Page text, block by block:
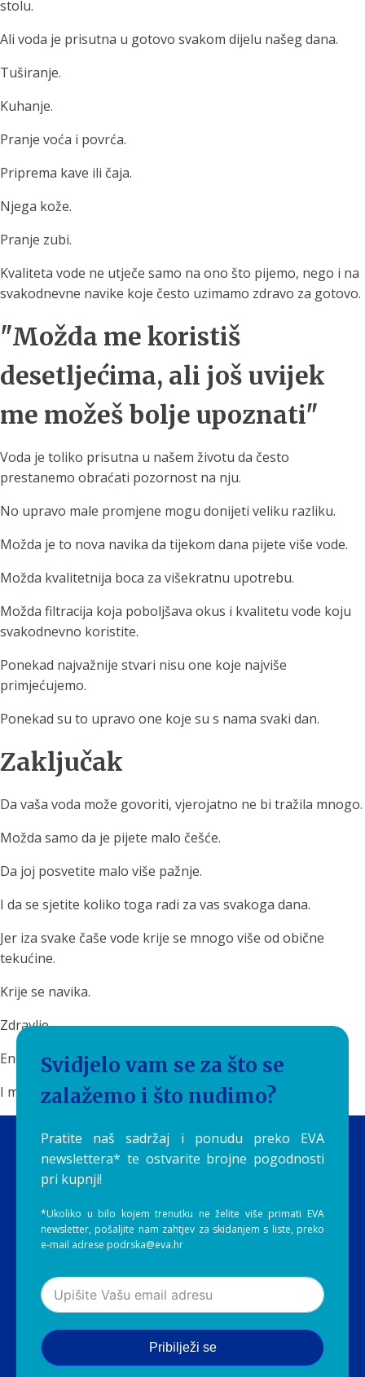
stolu.
Ali voda je prisutna u gotovo svakom dijelu našeg dana.
Tuširanje.
Kuhanje.
Pranje voća i povrća.
Priprema kave ili čaja.
Njega kože.
Pranje zubi.
Kvaliteta vode ne utječe samo na ono što pijemo, nego i na
svakodnevne navike koje često uzimamo zdravo za gotovo.
"Možda me koristiš
desetljećima, ali još uvijek
me možeš bolje upoznati"
Voda je toliko prisutna u našem životu da često
prestanemo obraćati pozornost na nju.
No upravo male promjene mogu donijeti veliku razliku.
Možda je to nova navika da tijekom dana pijete više vode.
Možda kvalitetnija boca za višekratnu upotrebu.
Možda filtracija koja poboljšava okus i kvalitetu vode koju
svakodnevno koristite.
Ponekad najvažnije stvari nisu one koje najviše
primjećujemo.
Ponekad su to upravo one koje su s nama svaki dan.
Zaključak
Da vaša voda može govoriti, vjerojatno ne bi tražila mnogo.
Možda samo da je pijete malo češće.
Da joj posvetite malo više pažnje.
I da se sjetite koliko toga radi za vas svakoga dana.
Jer iza svake čaše vode krije se mnogo više od obične
tekućine.
Krije se navika.
Zdravlje.
Energija.
I mali svakodnevni ritual koji često podcjenjujemo.
Svidjelo vam se za što se
zalažemo i što nudimo?
Pratite naš sadržaj i ponudu preko EVA
newslettera* te ostvarite brojne pogodnosti
pri kupnji!
*Ukoliko u bilo kojem trenutku ne želite više primati EVA
newsletter, pošaljite nam zahtjev za skidanjem s liste, preko
e-mail adrese podrska@eva.hr
Pribilježi se